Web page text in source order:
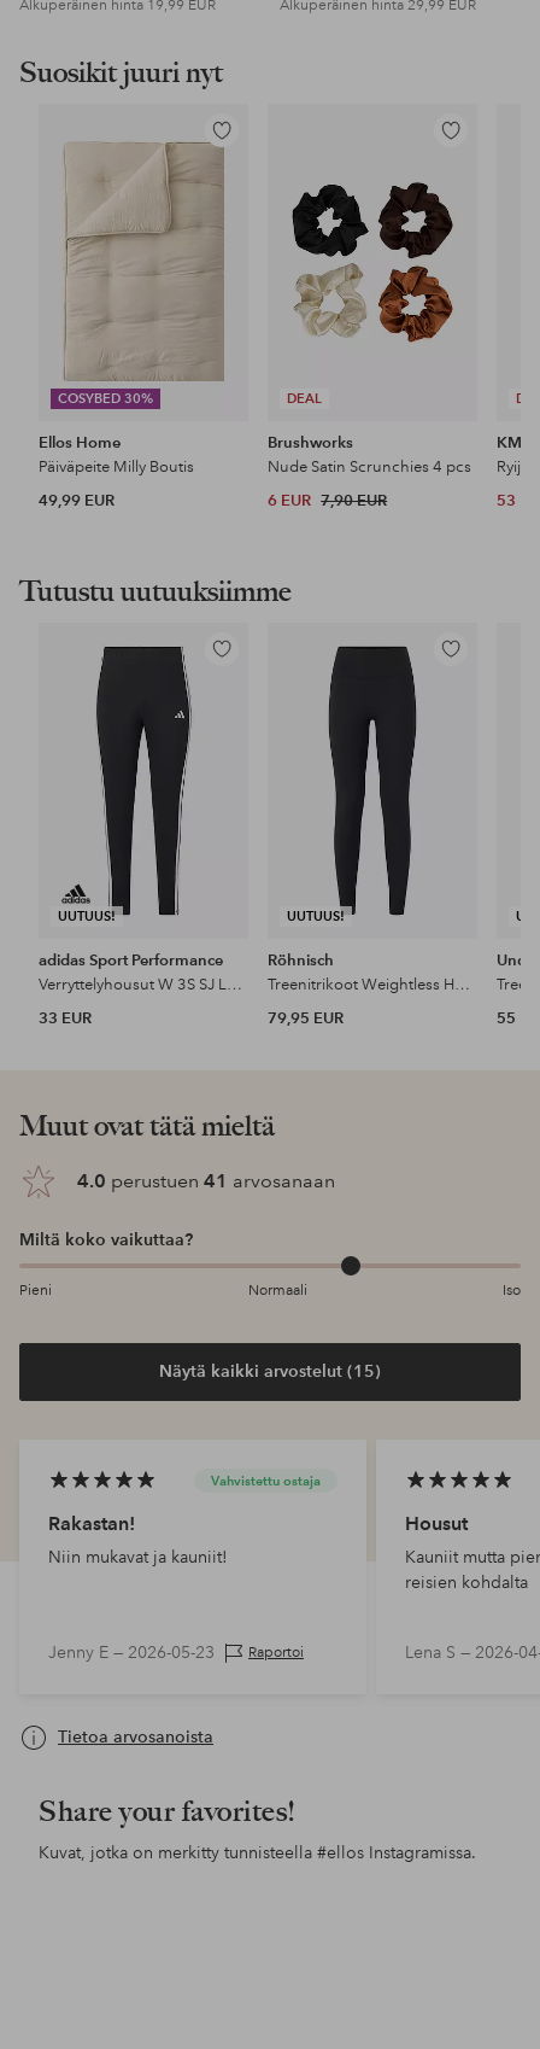
Alkuperäinen hinta 19,99 EUR Alkuperäinen hinta 29,99 EUR
Suosikit juuri nyt
COSYBED 30%
Lisää
Ellos Home
Päiväpeite Milly Boutis
49,99 EUR
DEAL
Lisää
Brushworks
Nude Satin Scrunchies 4 pcs
6 EUR 7,90 EUR
KM
53
Tutustu uutuuksiimme
UUTUUS!
Lisää
adidas Sport Performance
Verryttelyhousut W 3S SJ Leg Inc
33 EUR
UUTUUS!
Lisää
Röhnisch
Treenitrikoot Weightless HW Tights
79,95 EUR
55
Muut ovat tätä mieltä
4.0 perustuen 41 arvosanaan
Miltä koko vaikuttaa?
Pieni Normaali Iso
Näytä kaikki arvostelut (15)
Vahvistettu ostaja
Rakastan!
Niin mukavat ja kauniit!
Jenny E — 2026-05-23 Raportoi
Housut
Kauniit mutta
reisien kohdalta
Lena S — 2026-
Tietoa arvosanoista
Share your favorites!
Kuvat, jotka on merkitty tunnisteella #ellos Instagramissa.